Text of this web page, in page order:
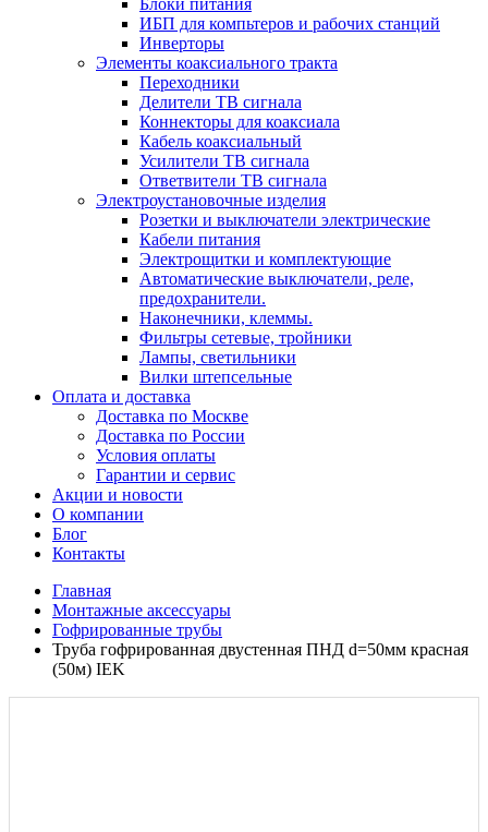
Блоки питания
ИБП для компьтеров и рабочих станций
Инверторы
Элементы коаксиального тракта
Переходники
Делители ТВ сигнала
Коннекторы для коаксиала
Кабель коаксиальный
Усилители ТВ сигнала
Ответвители ТВ сигнала
Электроустановочные изделия
Розетки и выключатели электрические
Кабели питания
Электрощитки и комплектующие
Автоматические выключатели, реле,
предохранители.
Наконечники, клеммы.
Фильтры сетевые, тройники
Лампы, светильники
Вилки штепсельные
Оплата и доставка
Доставка по Москве
Доставка по России
Условия оплаты
Гарантии и сервис
Акции и новости
О компании
Блог
Контакты
Главная
Монтажные аксессуары
Гофрированные трубы
Труба гофрированная двустенная ПНД d=50мм красная
(50м) IEK